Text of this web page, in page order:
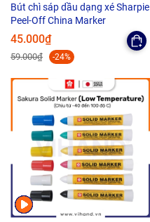
Bút chì sáp dầu dạng xé Sharpie
Peel-Off China Marker
45.000₫
59.000₫ -24%